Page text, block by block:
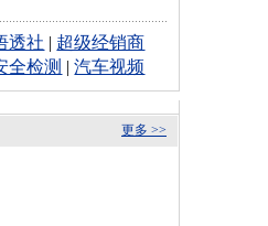
透社 | 超级经销商
全检测 |汽车视频
更多 >>